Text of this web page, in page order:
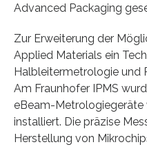
Advanced Packaging
Zur Erweiterung der
Applied Materials ein
Halbleitermetrologie und
Am Fraunhofer IPMS
eBeam-Metrologiegeräte
installiert. Die präzise
Herstellung von